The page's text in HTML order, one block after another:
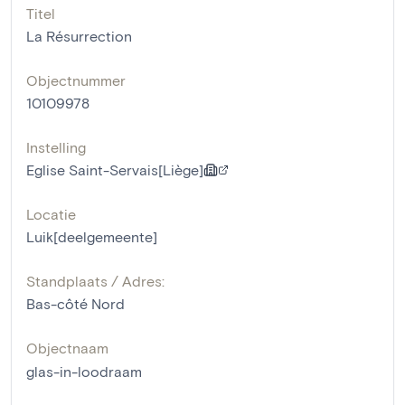
Titel
La Résurrection
Objectnummer
10109978
Instelling
Eglise Saint-Servais[Liège]
Locatie
Luik[deelgemeente]
Standplaats / Adres:
Bas-côté Nord
Objectnaam
glas-in-loodraam